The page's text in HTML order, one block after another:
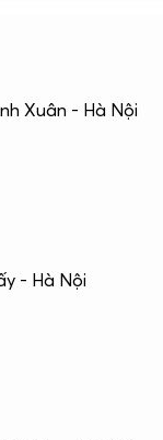
Xuân - Hà Nội
- Hà Nội